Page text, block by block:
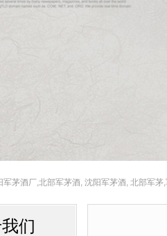
军茅酒厂,北部军茅酒, 沈阳军茅酒, 北部军茅
们